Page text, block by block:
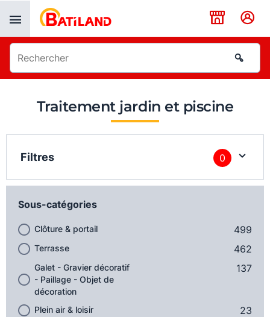
Traitement jardin et piscine
Filtres 0
Sous-catégories
Clôture & portail 499
Terrasse 462
Galet - Gravier décoratif
- Paillage - Objet de
décoration
137
Plein air & loisir 23
Panneau de gestion des cookies